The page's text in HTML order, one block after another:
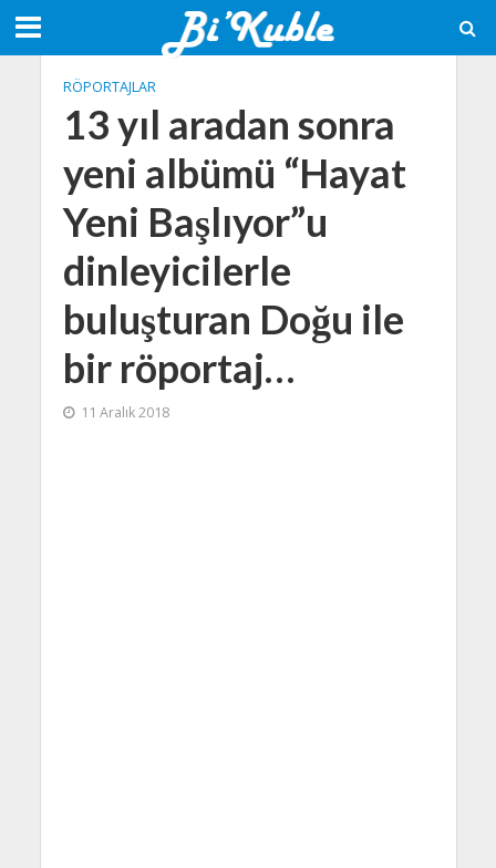
RÖPORTAJLAR
13 yıl aradan sonra
yeni albümü “Hayat
Yeni Başlıyor”u
dinleyicilerle
buluşturan Doğu ile
bir röportaj…
11 Aralık 2018